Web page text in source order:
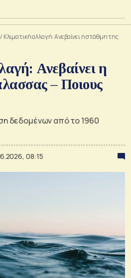
/ Κλιματική αλλαγή: Ανεβαίνει η στάθμη της
Ανεβαίνει η
– Ποιους
δεδομένων από το 1960
08:15